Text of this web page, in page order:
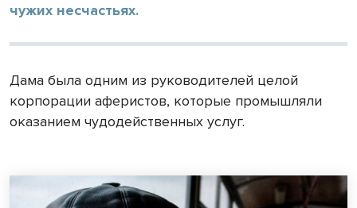
чужих несчастьях.
Дама была одним из руководителей целой
корпорации аферистов, которые промышляли
оказанием чудодейственных услуг.